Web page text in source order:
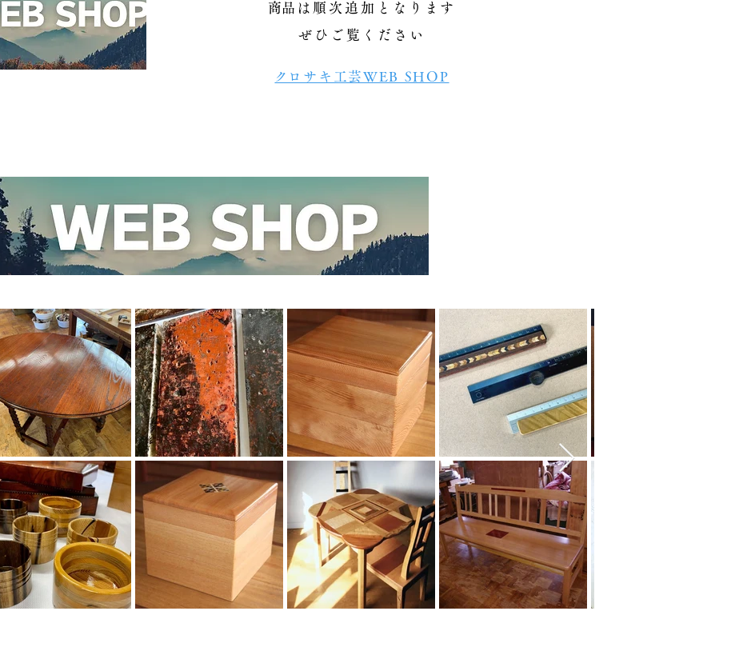
​商品は順次追加となります
ぜひご覧ください
​クロサキ工芸WEB SHOP